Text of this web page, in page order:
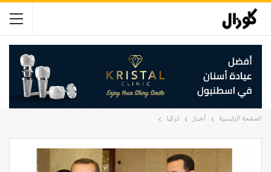
الصفحة الرئيسية أخبار تركيا